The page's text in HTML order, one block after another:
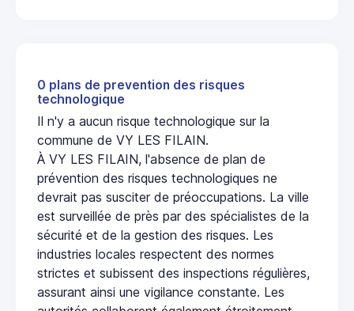
0 plans de prevention des risques
technologique
Il n'y a aucun risque technologique sur la
commune de VY LES FILAIN.
À VY LES FILAIN, l'absence de plan de
prévention des risques technologiques ne
devrait pas susciter de préoccupations. La ville
est surveillée de près par des spécialistes de la
sécurité et de la gestion des risques. Les
industries locales respectent des normes
strictes et subissent des inspections régulières,
assurant ainsi une vigilance constante. Les